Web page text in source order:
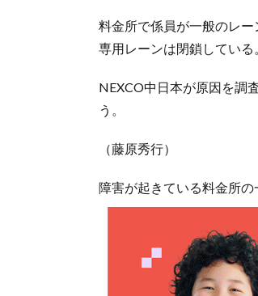
料金所で係員が一般のレ
専用レーンは閉鎖している
NEXCO中日本が原因を調
う。
（藤原秀行）
障害が起きている料金所の